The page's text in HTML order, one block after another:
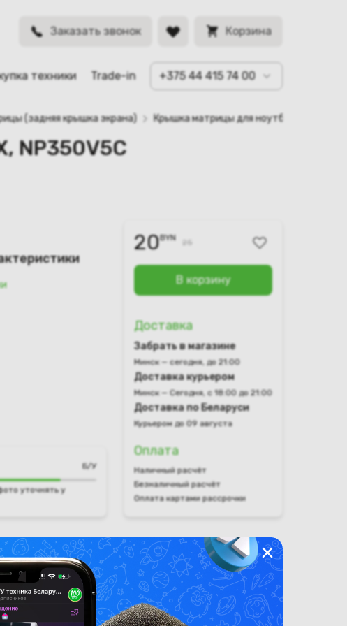
Заказать звонок Корзина
техники Trade-in +375 44 415 74 00
BYN
(задняя крышка экрана) Крышка матрицы для ноутбука
NP350V5C
Б/У
уточнять у
20BYN
В корзину
Доставка
Забрать в магазине
Минск — сегодня, до 21:00
Доставка курьером
Минск — Сегодня, с 18:00 до 21:00
Доставка по Беларуси
Курьером до 09 августа
Оплата
Наличный расчёт
Безналичный расчёт
Оплата картами рассрочки